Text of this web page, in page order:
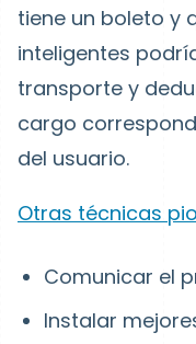
tiene un boleto y
inteligentes
transporte y
cargo
del usuario.
Otras técnicas
Comunicar el
Instalar